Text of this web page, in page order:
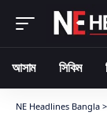
আসাম সিকিম
NE Headlines Bangla >